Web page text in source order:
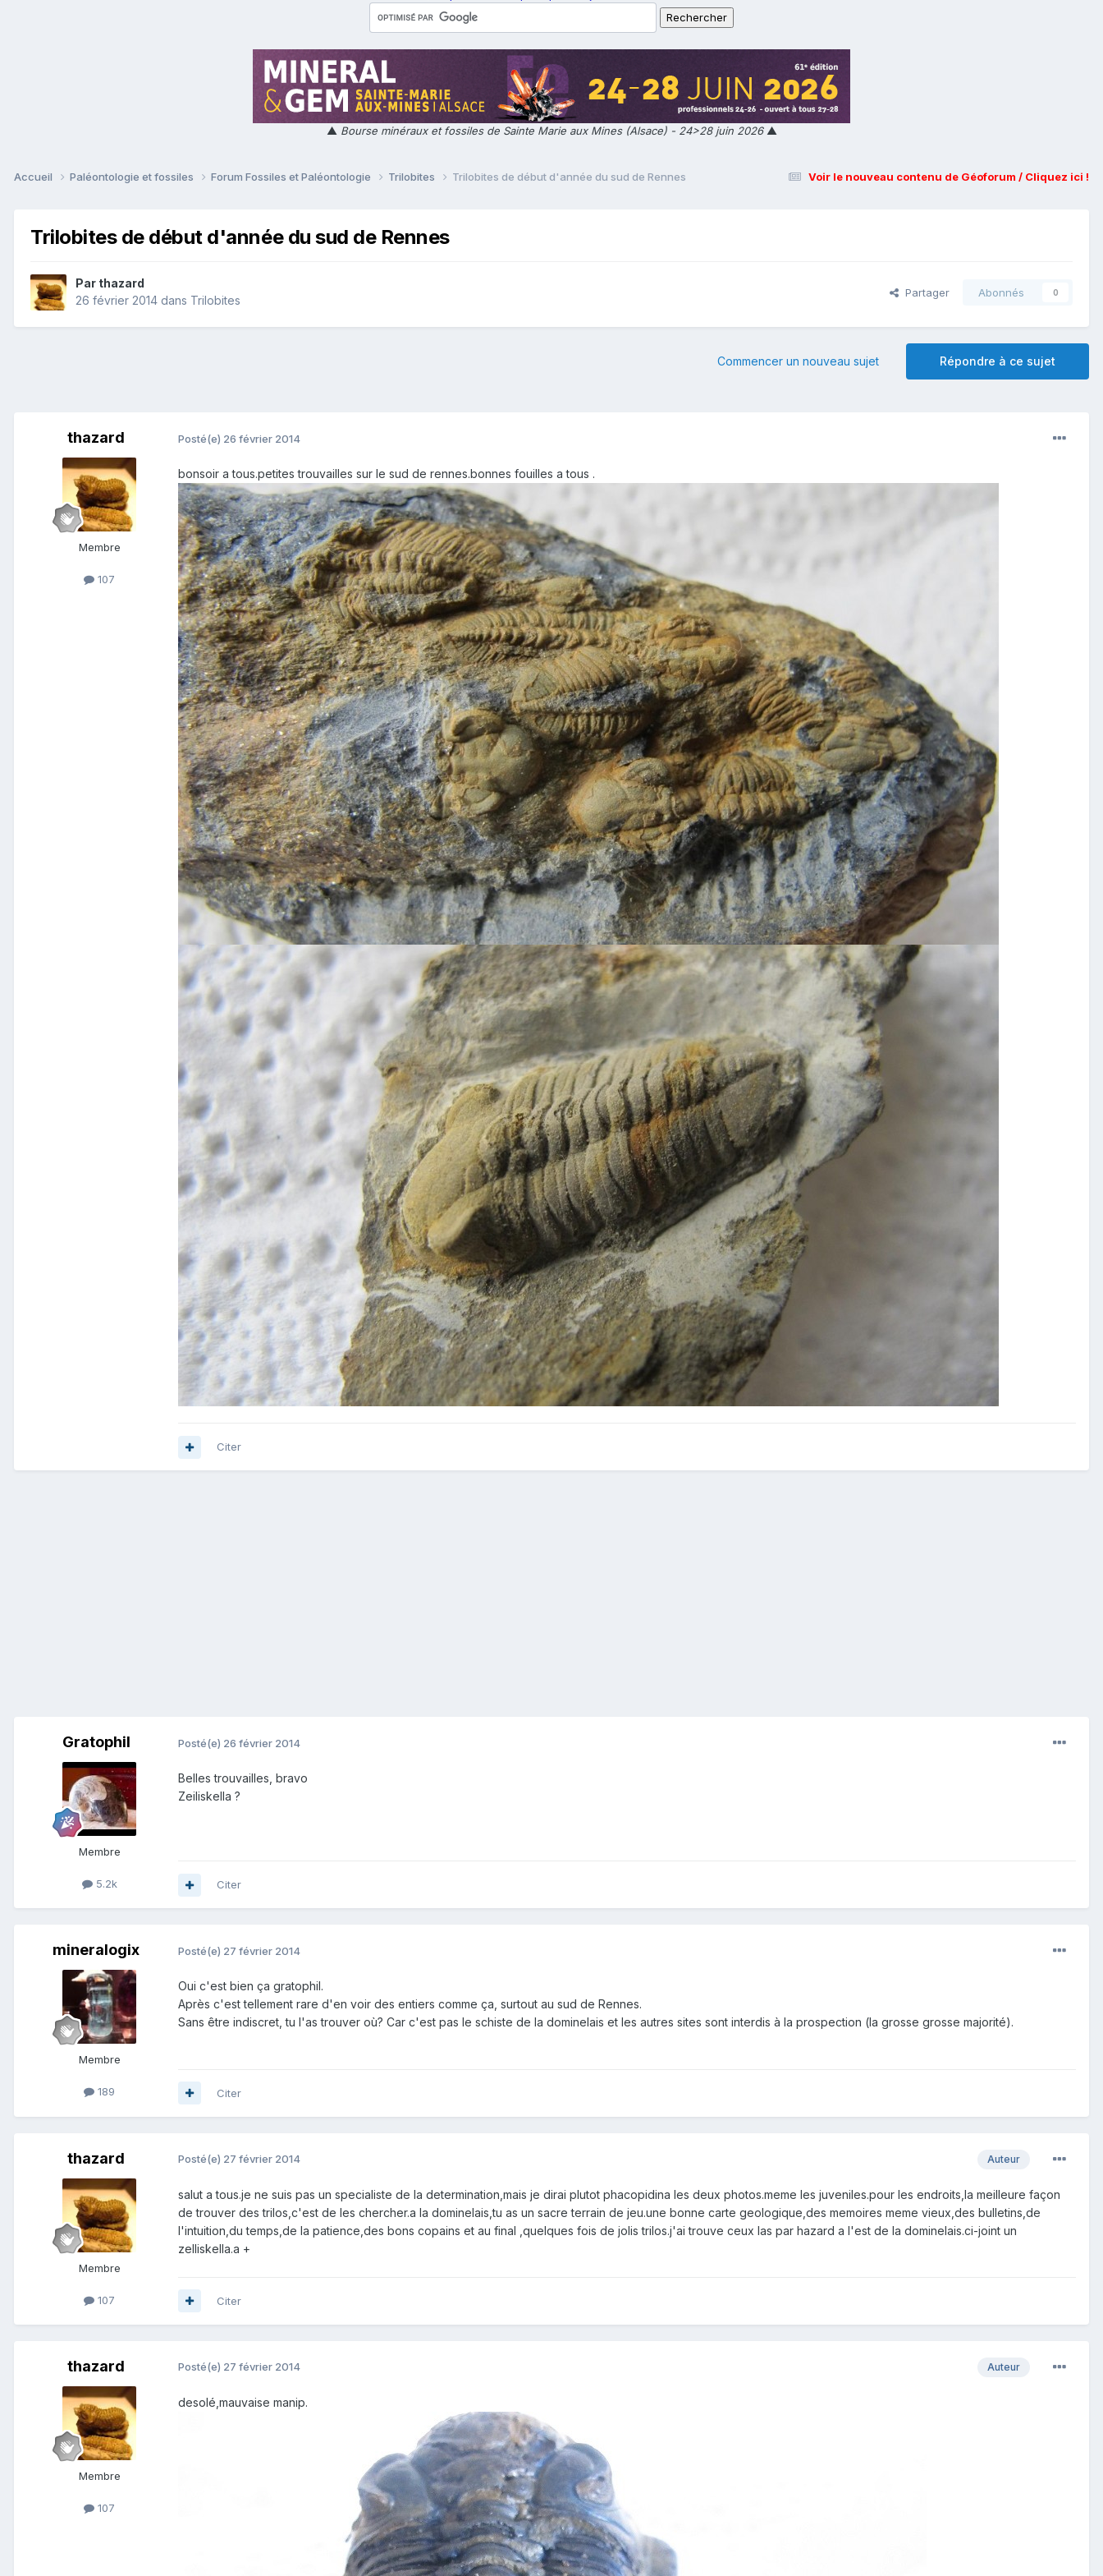
▲ Bourse minéraux et fossiles de Sainte Marie aux Mines (Alsace) - 24>28 juin 2026▲
Voir le nouveau contenu de Géoforum / Cliquez ici !
Accueil Paléontologie et fossiles Forum Fossiles et Paléontologie Trilobites Trilobites de début d'année du sud de Rennes
Trilobites de début d'année du sud de Rennes
Par thazard
26 février 2014 dans Trilobites
Partager Abonnés 0
Répondre à ce sujet
Commencer un nouveau sujet
thazard
Membre
107
Posté(e) 26 février 2014
bonsoir a tous.petites trouvailles sur le sud de rennes.bonnes fouilles a tous .
Citer
Gratophil
Membre
5.2k
Posté(e) 26 février 2014
Belles trouvailles, bravo
Zeiliskella ?
Citer
mineralogix
Membre
189
Posté(e) 27 février 2014
Oui c'est bien ça gratophil.
Après c'est tellement rare d'en voir des entiers comme ça, surtout au sud de Rennes.
Sans être indiscret, tu l'as trouver où? Car c'est pas le schiste de la dominelais et les autres sites sont interdis à la prospection (la grosse grosse majorité).
Citer
thazard
Membre
107
Auteur
Posté(e) 27 février 2014
salut a tous.je ne suis pas un specialiste de la determination,mais je dirai plutot phacopidina les deux photos.meme les juveniles.pour les endroits,la meilleure façon
de trouver des trilos,c'est de les chercher.a la dominelais,tu as un sacre terrain de jeu.une bonne carte geologique,des memoires meme vieux,des bulletins,de
l'intuition,du temps,de la patience,des bons copains et au final ,quelques fois de jolis trilos.j'ai trouve ceux las par hazard a l'est de la dominelais.ci-joint un
zelliskella.a +
Citer
thazard
Membre
107
Auteur
Posté(e) 27 février 2014
desolé,mauvaise manip.